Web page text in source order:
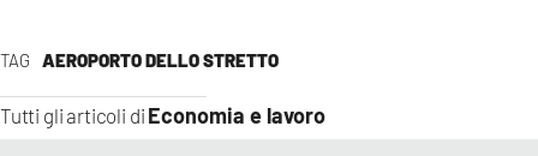
TAG AEROPORTO DELLO STRETTO
Tutti gli articoli di Economia e lavoro